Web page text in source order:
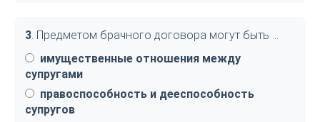
3. Предметом брачного договора могут быть …
имущественные отношения между
супругами
правоспособность и дееспособность
супругов